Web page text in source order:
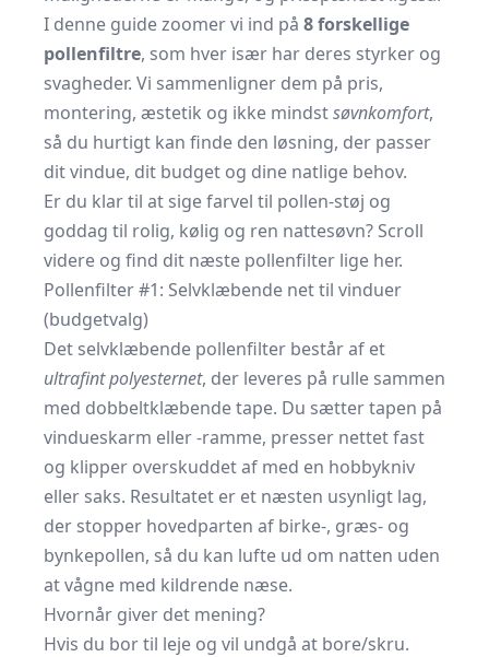
I denne guide zoomer vi ind på 8 forskellige
pollenfiltre, som hver især har deres styrker og
svagheder. Vi sammenligner dem på pris,
montering, æstetik og ikke mindstsøvnkomfort,
så du hurtigt kan finde den løsning, der passer
dit vindue, dit budget og dine natlige behov.
Er du klar til at sige farvel til pollen-støj og
goddag til rolig, kølig og ren nattesøvn? Scroll
videre og find dit næste pollenfilter lige her.
Pollenfilter #1: Selvklæbende net til vinduer
(budgetvalg)
Det selvklæbende pollenfilter består af et
ultrafint polyesternet, der leveres på rulle sammen
med dobbeltklæbende tape. Du sætter tapen på
vindueskarm eller -ramme, presser nettet fast
og klipper overskuddet af med en hobbykniv
eller saks. Resultatet er et næsten usynligt lag,
der stopper hovedparten af birke-, græs- og
bynkepollen, så du kan lufte ud om natten uden
at vågne med kildrende næse.
Hvornår giver det mening?
Hvis du bor til leje og vil undgå at bore/skru.